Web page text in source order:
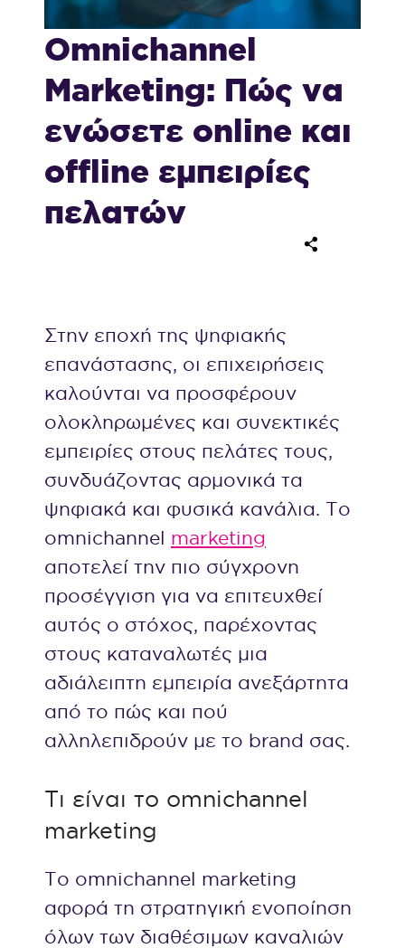
Omnichannel
Marketing: Πώς να
ενώσετε online και
offline εμπειρίες
πελατών
Στην εποχή της ψηφιακής
επανάστασης, οι επιχειρήσεις
καλούνται να προσφέρουν
ολοκληρωμένες και συνεκτικές
εμπειρίες στους πελάτες τους,
συνδυάζοντας αρμονικά τα
ψηφιακά και φυσικά κανάλια. Το
omnichannel marketing
αποτελεί την πιο σύγχρονη
προσέγγιση για να επιτευχθεί
αυτός ο στόχος, παρέχοντας
στους καταναλωτές μια
αδιάλειπτη εμπειρία ανεξάρτητα
από το πώς και πού
αλληλεπιδρούν με το brand σας.
Τι είναι το omnichannel
marketing
Το omnichannel marketing
αφορά τη στρατηγική ενοποίηση
όλων των διαθέσιμων καναλιών